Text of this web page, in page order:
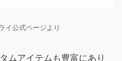
イ公式ページより
ムアイテムも豊富にあり